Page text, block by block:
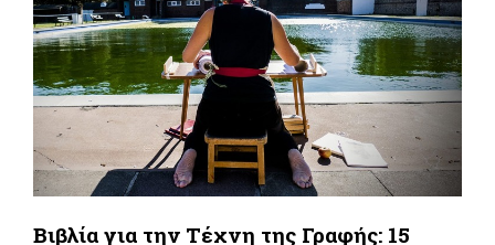
Βιβλία για την Τέχνη της Γραφής: 15